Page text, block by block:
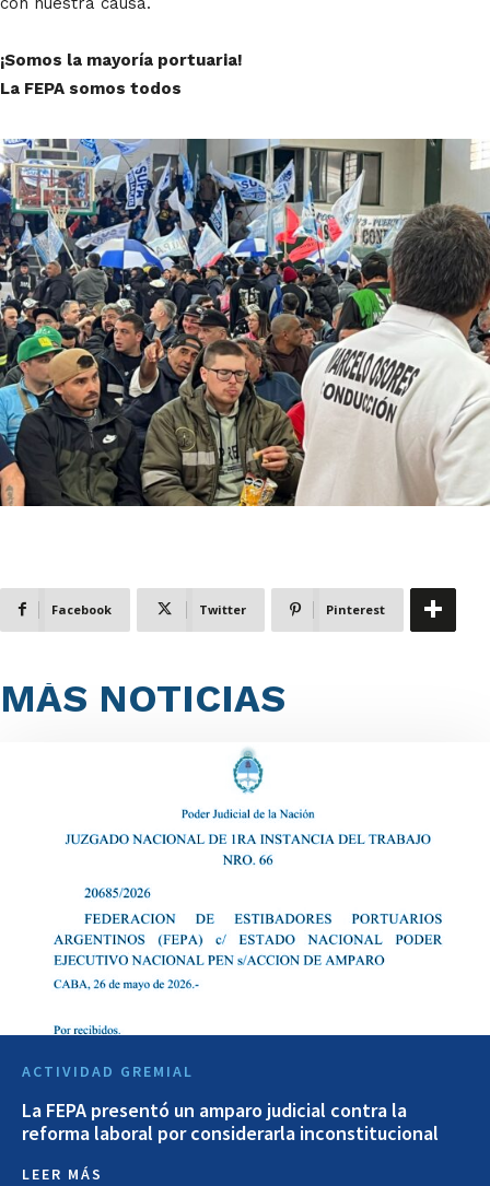
¡Somos la mayoría portuaria!
La FEPA somos todos
Facebook Twitter Pinterest
MÁS NOTICIAS
ACTIVIDAD GREMIAL
La FEPA presentó un amparo judicial contra la
reforma laboral por considerarla inconstitucional
LEER MÁS